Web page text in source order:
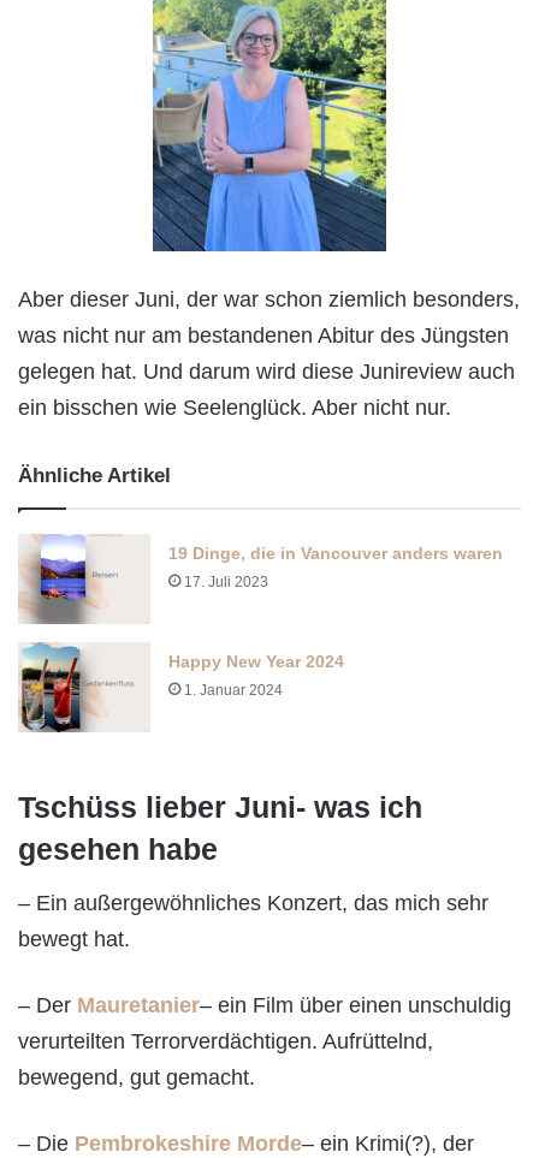
Aber dieser Juni, der war schon ziemlich besonders,
was nicht nur am bestandenen Abitur des Jüngsten
gelegen hat. Und darum wird diese Junireview auch
ein bisschen wie Seelenglück. Aber nicht nur.
Ähnliche Artikel
19 Dinge, die in Vancouver anders waren
17. Juli 2023
Happy New Year 2024
1. Januar 2024
Tschüss lieber Juni- was ich
gesehen habe
– Ein außergewöhnliches Konzert, das mich sehr
bewegt hat.
– Der Mauretanier– ein Film über einen unschuldig
verurteilten Terrorverdächtigen. Aufrüttelnd,
bewegend, gut gemacht.
– Die Pembrokeshire Morde– ein Krimi(?), der